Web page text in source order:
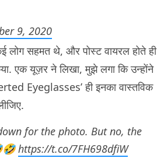
9, 2020
सहमत थे, और पोस्ट वायरल होते ही
एक यूज़र ने लिखा, मुझे लगा कि उन्होंने
Eyeglasses’ ही इनका वास्तविक
for the photo. But no, the
https://t.co/7FH698dfiW